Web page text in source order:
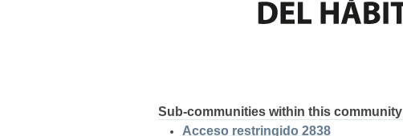
Sub-communities within this community
Acceso restringido 2838